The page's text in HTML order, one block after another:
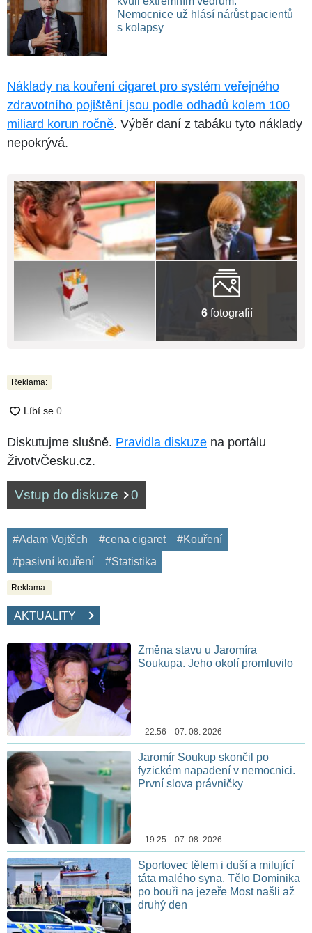
Nemocnice už hlásí nárůst pacientů
s kolapsy
Náklady na kouření cigaret pro systém veřejného
zdravotního pojištění jsou podle odhadů kolem 100
miliard korun ročně. Výběr daní z tabáku tyto náklady
nepokrývá.
6fotografií
Reklama:
Diskutujme slušně. Pravidla diskuze na portálu
ŽivotvČesku.cz.
Vstup do diskuze 0
#Adam Vojtěch #cena cigaret
#Kouření
#pasivní kouření
#Statistika
Reklama:
AKTUALITY
Změna stavu u Jaromíra
Soukupa. Jeho okolí promluvilo
22:56 07. 08. 2026
Jaromír Soukup skončil po
fyzickém napadení v nemocnici.
První slova právničky
19:25 07. 08. 2026
Sportovec tělem i duší a milující
táta malého syna. Tělo Dominika
po bouři na jezeře Most našli až
druhý den